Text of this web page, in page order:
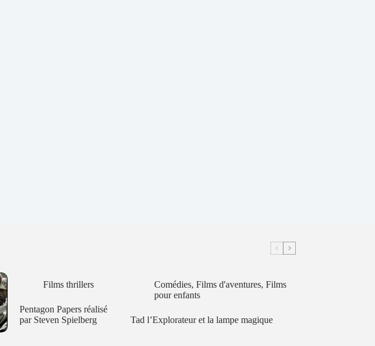
Films thrillers
Pentagon Papers réalisé
par Steven Spielberg
Comédies, Films d'aventures, Films
pour enfants
Tad l’Explorateur et la lampe magique